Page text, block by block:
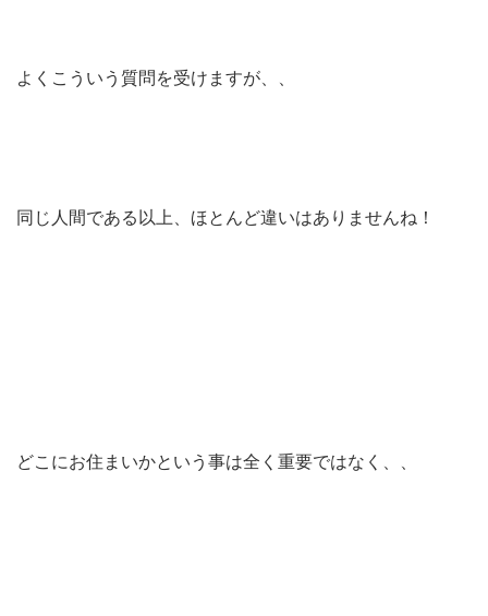
よくこういう質問を受けますが、、
同じ人間である以上、ほとんど違いはありませんね！
どこにお住まいかという事は全く重要ではなく、、